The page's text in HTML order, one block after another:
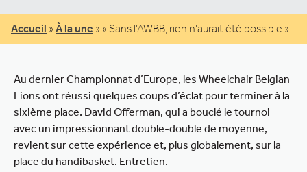
Accueil » À la une » « Sans l’AWBB, rien n’aurait été possible »
Au dernier Championnat d’Europe, les Wheelchair Belgian
Lions ont réussi quelques coups d’éclat pour terminer à la
sixième place. David Offerman, qui a bouclé le tournoi
avec un impressionnant double-double de moyenne,
revient sur cette expérience et, plus globalement, sur la
place du handibasket. Entretien.